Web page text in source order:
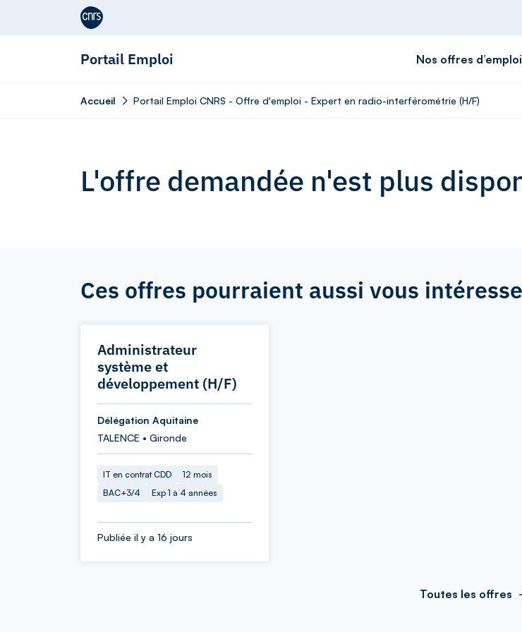
Aller au contenu
Portail Emploi Nos offres d’emploi
Accueil Portail Emploi CNRS - Offre d'emploi - Expert en radio-interférométrie (H/F)
L'offre demandée n'est plus
Ces offres pourraient aussi vous
Administrateur
système et
développement (H/F)
Délégation Aquitaine
TALENCE • Gironde
IT en contrat CDD
12 mois
BAC+3/4
Exp 1 à 4 années
Publiée il y a 16 jours
Toutes les offres